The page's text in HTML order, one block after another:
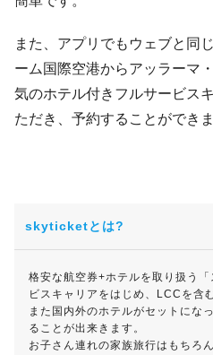
また、アプリでもウェブと同
ーム国際空港からアッラーマ
気のホテル付きフルサービス
ただき、予約することができま
skyticketとは?
格安な航空券+ホテルを取り扱う
ビスキャリアをはじめ、LCCを含
また国内外のホテルがセットにな
ることが出来きます。
お子さん連れの家族旅行はもちろ